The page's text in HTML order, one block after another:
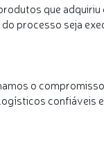
que
processo seja
o
confiáveis